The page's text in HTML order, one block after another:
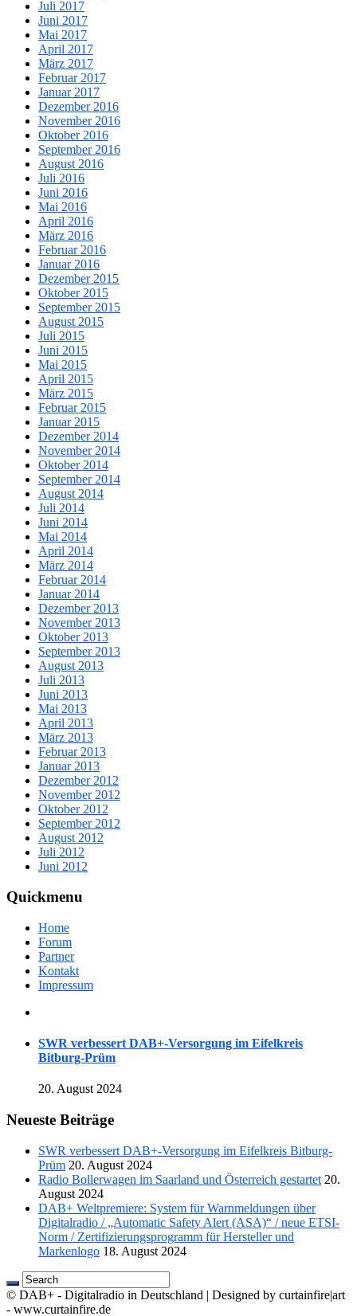
Juli 2017
Juni 2017
Mai 2017
April 2017
März 2017
Februar 2017
Januar 2017
Dezember 2016
November 2016
Oktober 2016
September 2016
August 2016
Juli 2016
Juni 2016
Mai 2016
April 2016
März 2016
Februar 2016
Januar 2016
Dezember 2015
Oktober 2015
September 2015
August 2015
Juli 2015
Juni 2015
Mai 2015
April 2015
März 2015
Februar 2015
Januar 2015
Dezember 2014
November 2014
Oktober 2014
September 2014
August 2014
Juli 2014
Juni 2014
Mai 2014
April 2014
März 2014
Februar 2014
Januar 2014
Dezember 2013
November 2013
Oktober 2013
September 2013
August 2013
Juli 2013
Juni 2013
Mai 2013
April 2013
März 2013
Februar 2013
Januar 2013
Dezember 2012
November 2012
Oktober 2012
September 2012
August 2012
Juli 2012
Juni 2012
Quickmenu
Home
Forum
Partner
Kontakt
Impressum
SWR verbessert DAB+-Versorgung im Eifelkreis
Bitburg-Prüm
20. August 2024
Neueste Beiträge
SWR verbessert DAB+-Versorgung im Eifelkreis Bitburg-
Prüm 20. August 2024
Radio Bollerwagen im Saarland und Österreich gestartet 20.
August 2024
DAB+ Weltpremiere: System für Warnmeldungen über
Digitalradio / „Automatic Safety Alert (ASA)“ / neue ETSI-
Norm / Zertifizierungsprogramm für Hersteller und
Markenlogo 18. August 2024
© DAB+ - Digitalradio in Deutschland | Designed by curtainfire|art
- www.curtainfire.de